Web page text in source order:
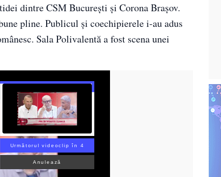
dintre CSM București și Corona Brașov.
pline. Publicul și coechipierele i-au adus
Sala Polivalentă a fost scena unei
Următorul videoclip în 2
Anulează